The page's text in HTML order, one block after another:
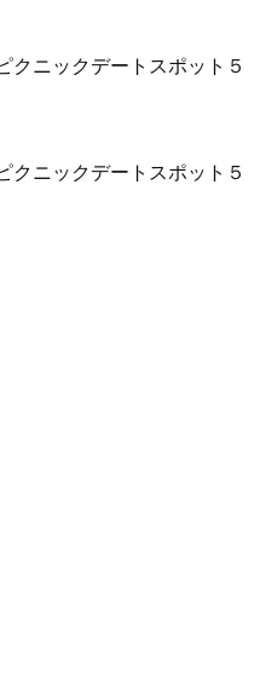
クニックデートスポット５
クニックデートスポット５